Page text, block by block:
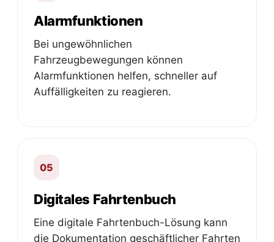
Alarmfunktionen
Bei ungewöhnlichen
Fahrzeugbewegungen können
Alarmfunktionen helfen, schneller auf
Auffälligkeiten zu reagieren.
05
Digitales Fahrtenbuch
Eine digitale Fahrtenbuch-Lösung kann
die Dokumentation geschäftlicher Fahrten